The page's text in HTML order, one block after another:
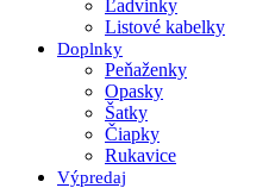
Ľadvinky
Listové kabelky
Doplnky
Peňaženky
Opasky
Šatky
Čiapky
Rukavice
Výpredaj